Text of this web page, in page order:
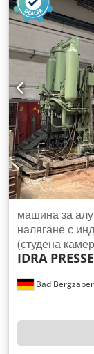
дозираща пещ
части за
за изваждане
заменен с нов
Машината е в
експлоатация.
допълнителна
или се
Bad
машина за
налягане с
(студена
IDRA